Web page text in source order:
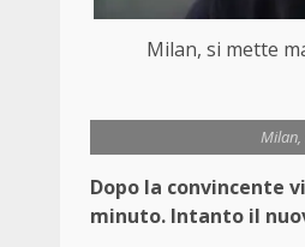
Milan, si mette
Milan,
Dopo la convincente
minuto. Intanto il